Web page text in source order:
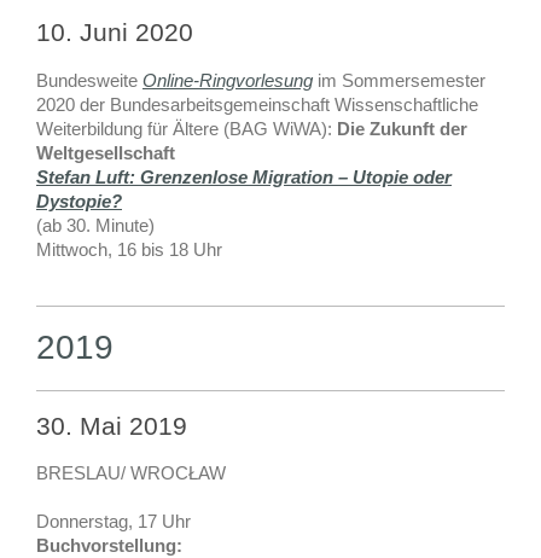
10. Juni 2020
Bundesweite Online-Ringvorlesung im Sommersemester
2020 der Bundesarbeitsgemeinschaft Wissenschaftliche
Weiterbildung für Ältere (BAG WiWA): Die Zukunft der
Weltgesellschaft
Stefan Luft: Grenzenlose Migration – Utopie oder
Dystopie?
(ab 30. Minute)
Mittwoch, 16 bis 18 Uhr
2019
30. Mai 2019
BRESLAU/ WROCŁAW
Donnerstag, 17 Uhr
Buchvorstellung: